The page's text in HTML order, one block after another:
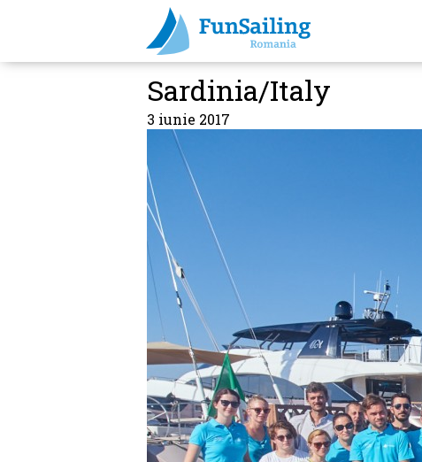
Sardinia/Italy
3 iunie 2017